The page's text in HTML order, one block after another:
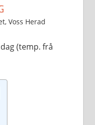
, Voss Herad
(temp. frå